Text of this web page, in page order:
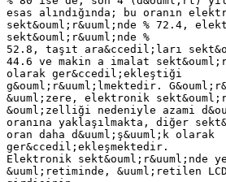
esas alındığında; bu oranın
sekt&ouml;r&uuml;nde % 72.4,
sekt&ouml;r&uuml;nde %
52.8, taşıt ara&ccedil;ları
44.6 ve makin a imalat
olarak ger&ccedil;ekleştiği
g&ouml;r&uuml;lmektedir.
&uuml;zere, elektronik
&ouml;zelliği nedeniyle azami
oranına yaklaşılmakta, diğer
oran daha d&uuml;ş&uuml;k olarak
ger&ccedil;ekleşmektedir.
Elektronik sekt&ouml;r&uuml;nde
&uuml;retiminde, &uuml;retilen